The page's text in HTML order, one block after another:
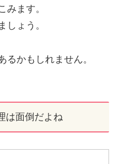
みます。
しょう。
るかもしれません。
は面倒だよね